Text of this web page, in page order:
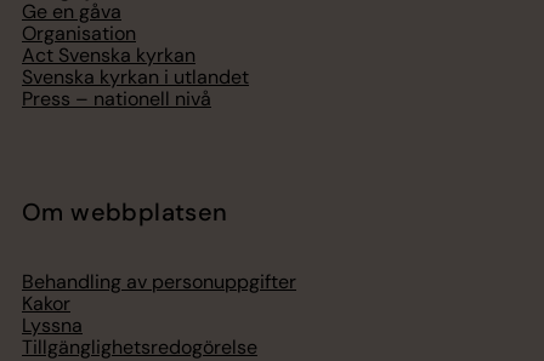
Ge en gåva
Organisation
Act Svenska kyrkan
Svenska kyrkan i utlandet
Press – nationell nivå
Om webbplatsen
Behandling av personuppgifter
Kakor
Lyssna
Tillgänglighetsredogörelse